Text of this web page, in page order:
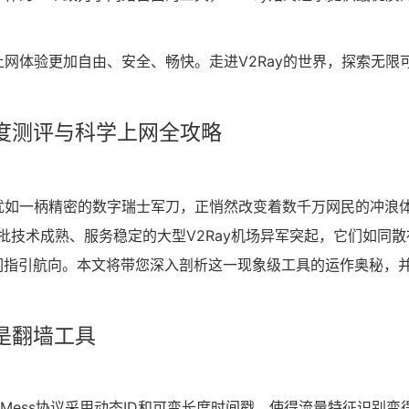
体验更加自由、安全、畅快。走进V2Ray的世界，探索无限
测评与科学上网全攻略
一柄精密的数字瑞士军刀，正悄然改变着数千万网民的冲浪
术成熟、服务稳定的大型V2Ray机场异军突起，它们如同
引航向。本文将带您深入剖析这一现象级工具的运作奥秘，
翻墙工具